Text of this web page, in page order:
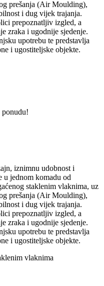
prešanja (Air Moulding),
i dug vijek trajanja.
prepoznatljiv izgled, a
zraka i ugodnije sjedenje.
upotrebu te predstavlja
i ugostiteljske objekte.
ponudu!
iznimnu udobnost i
u jednom komadu od
staklenim vlaknima, uz
prešanja (Air Moulding),
i dug vijek trajanja.
prepoznatljiv izgled, a
zraka i ugodnije sjedenje.
upotrebu te predstavlja
i ugostiteljske objekte.
vlaknima